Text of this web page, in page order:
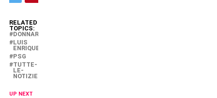
RELATED
TOPICS:
DONNARUMMA
LUIS
ENRIQUE
PSG
TUTTE-
LE-
NOTIZIE
UP NEXT